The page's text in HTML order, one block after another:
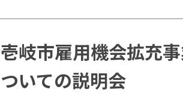
壱岐市雇用機会拡充
ついての説明会